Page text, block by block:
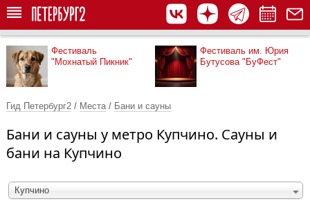
Фестиваль
"Мохнатый Пикник"
Фестиваль им. Юрия
Бутусова "БуФест"
Гид Петербург2 / Места / Бани и сауны
Бани и сауны у метро Купчино. Сауны и
бани на Купчино
Купчино